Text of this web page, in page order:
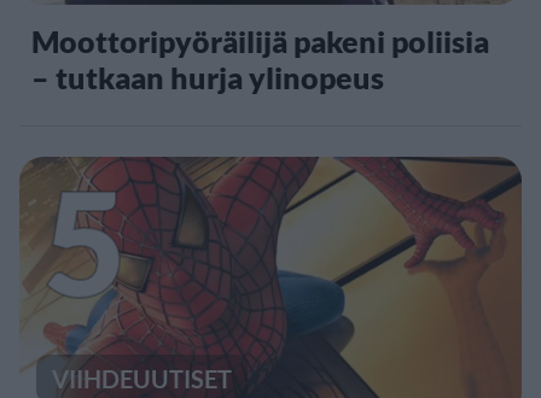
Moottoripyöräilijä pakeni poliisia
– tutkaan hurja ylinopeus
5
VIIHDEUUTISET